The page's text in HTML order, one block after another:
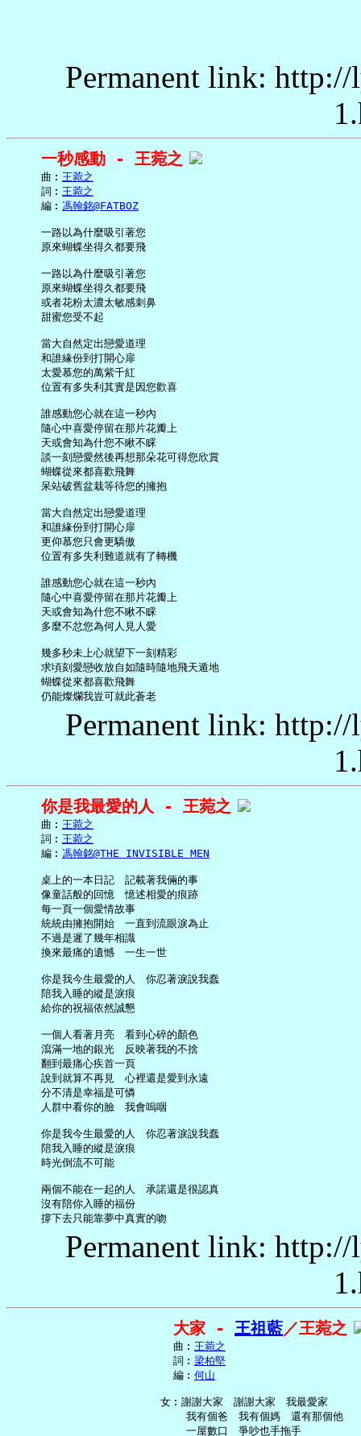
Permanent link:
一秒感動 - 王菀之
     曲︰
王菀之
     詞︰
王菀之
     編︰
馮翰銘@FATBOZ
     一路以為什麼吸引著您
     原來蝴蝶坐得久都要飛
     一路以為什麼吸引著您
     原來蝴蝶坐得久都要飛
     或者花粉太濃太敏感刺鼻
     甜蜜您受不起
     當大自然定出戀愛道理
     和誰緣份到打開心扉
     太愛慕您的萬紫千紅
     位置有多失利其實是因您歡喜
     誰感動您心就在這一秒內
     隨心中喜愛停留在那片花瓣上
     天或會知為什您不瞅不睬
     談一刻戀愛然後再想那朵花可得您欣賞
     蝴蝶從來都喜歡飛舞
     呆站破舊盆栽等待您的擁抱
     當大自然定出戀愛道理
     和誰緣份到打開心扉
     更仰慕您只會更驕傲
     位置有多失利難道就有了轉機
     誰感動您心就在這一秒內
     隨心中喜愛停留在那片花瓣上
     天或會知為什您不瞅不睬
     多麼不忿您為何人見人愛
     幾多秒未上心就望下一刻精彩
     求頃刻愛戀收放自如隨時隨地飛天遁地
     蝴蝶從來都喜歡飛舞
Permanent link:
你是我最愛的人 - 王菀之
     曲︰
王菀之
     詞︰
王菀之
     編︰
馮翰銘@THE INVISIBLE MEN
     桌上的一本日記　記載著我倆的事
     像童話般的回憶　憶述相愛的痕跡
     每一頁一個愛情故事
     統統由擁抱開始　一直到流眼淚為止
     不過是遲了幾年相識
     換來最痛的遺憾　一生一世
     你是我今生最愛的人　你忍著淚說我蠢
     陪我入睡的縱是淚痕
     給你的祝福依然誠懇
     一個人看著月亮　看到心碎的顏色
     瀉滿一地的銀光　反映著我的不捨
     翻到最痛心疾首一頁
     說到就算不再見　心裡還是愛到永遠
     分不清是幸福是可憐
     人群中看你的臉　我會嗚咽
     你是我今生最愛的人　你忍著淚說我蠢
     陪我入睡的縱是淚痕
     時光倒流不可能
     兩個不能在一起的人　承諾還是很認真
     沒有陪你入睡的福份
Permanent link:
大家 - 王祖藍／王菀之
     曲︰
王菀之
     詞︰
梁柏堅
     編︰
何山
   女︰謝謝大家　謝謝大家　我最愛家
       我有個爸　我有個媽　還有那個他
       一屋數口　爭吵也手拖手